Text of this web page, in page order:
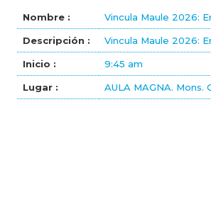
Nombre : Vincula Maule 2026:
Descripción : Vincula Maule 2026:
Inicio : 9:45 am
Lugar : AULA MAGNA. Mons.